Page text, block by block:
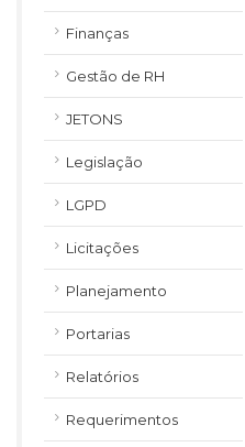
Finanças
Gestão de RH
JETONS
Legislação
LGPD
Licitações
Planejamento
Portarias
Relatórios
Requerimentos